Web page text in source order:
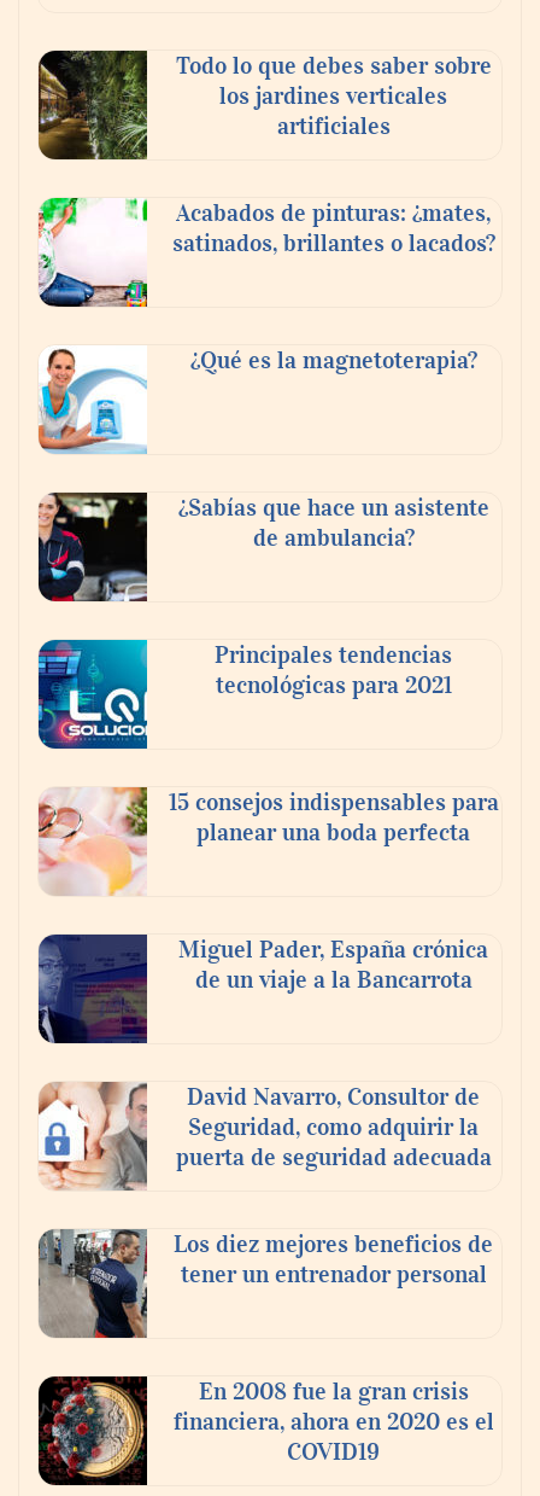
buscan proyectar talento mexicano y
fortalecer el turismo médico
En el Día de la Cerveza, Grupo Modelo
mundo elige para reunirse: 7 de cada 10 la
escogen
compromiso para el eclipse solar del 12 de
agosto
‘El ransomware se puede vencer. No
Ricardo Palacio Escobar
Todo lo que debes saber sobre
los jardines verticales
artificiales
Acabados de pinturas: ¿mates,
satinados, brillantes o lacados?
¿Qué es la magnetoterapia?
¿Sabías que hace un asistente
de ambulancia?
Principales tendencias
tecnológicas para 2021
15 consejos indispensables para
planear una boda perfecta
Miguel Pader, España crónica
de un viaje a la Bancarrota
David Navarro, Consultor de
Seguridad, como adquirir la
puerta de seguridad adecuada
Los diez mejores beneficios de
tener un entrenador personal
En 2008 fue la gran crisis
financiera, ahora en 2020 es el
COVID19